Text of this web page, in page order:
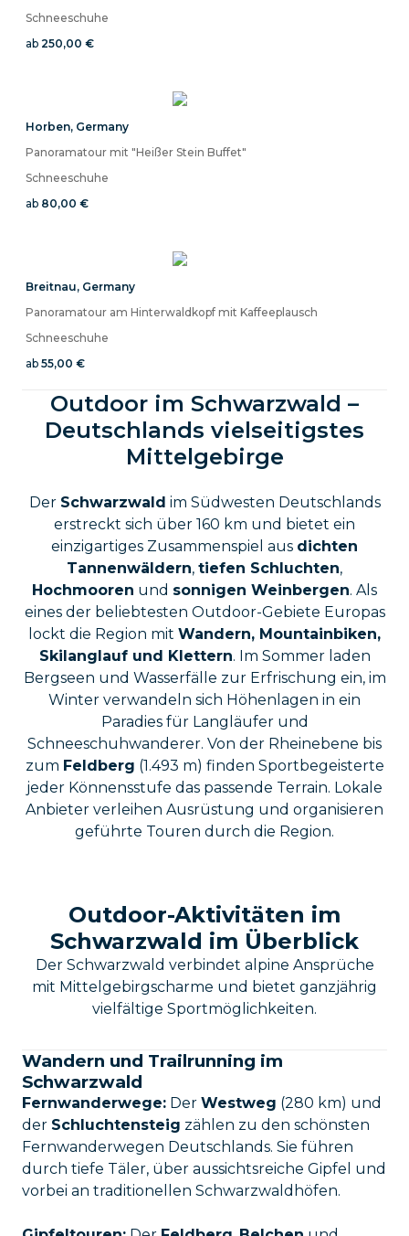
Schneeschuhe
ab 250,00 €
Horben, Germany
Panoramatour mit "Heißer Stein Buffet"
Schneeschuhe
ab 80,00 €
Breitnau, Germany
Panoramatour am Hinterwaldkopf mit Kaffeeplausch
Schneeschuhe
ab 55,00 €
Outdoor im Schwarzwald –
Deutschlands vielseitigstes
Mittelgebirge
Der Schwarzwald im Südwesten Deutschlands
erstreckt sich über 160 km und bietet ein
einzigartiges Zusammenspiel aus dichten
Tannenwäldern, tiefen Schluchten,
Hochmooren und sonnigen Weinbergen. Als
eines der beliebtesten Outdoor-Gebiete Europas
lockt die Region mit Wandern, Mountainbiken,
Skilanglauf und Klettern. Im Sommer laden
Bergseen und Wasserfälle zur Erfrischung ein, im
Winter verwandeln sich Höhenlagen in ein
Paradies für Langläufer und
Schneeschuhwanderer. Von der Rheinebene bis
zum Feldberg (1.493 m) finden Sportbegeisterte
jeder Könnensstufe das passende Terrain. Lokale
Anbieter verleihen Ausrüstung und organisieren
geführte Touren durch die Region.
Outdoor-Aktivitäten im
Schwarzwald im Überblick
Der Schwarzwald verbindet alpine Ansprüche
mit Mittelgebirgscharme und bietet ganzjährig
vielfältige Sportmöglichkeiten.
Wandern und Trailrunning im
Schwarzwald
Fernwanderwege: Der Westweg (280 km) und
der Schluchtensteig zählen zu den schönsten
Fernwanderwegen Deutschlands. Sie führen
durch tiefe Täler, über aussichtsreiche Gipfel und
vorbei an traditionellen Schwarzwaldhöfen.